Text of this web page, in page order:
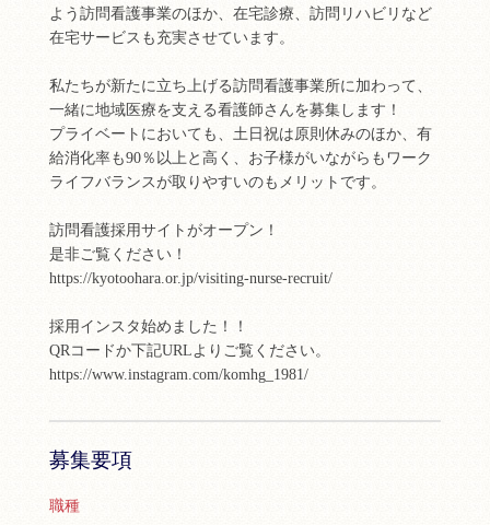
よう訪問看護事業のほか、在宅診療、訪問リハビリなど
在宅サービスも充実させています。
私たちが新たに立ち上げる訪問看護事業所に加わって、
一緒に地域医療を支える看護師さんを募集します！
プライベートにおいても、土日祝は原則休みのほか、有
給消化率も90％以上と高く、お子様がいながらもワーク
ライフバランスが取りやすいのもメリットです。
訪問看護採用サイトがオープン！
是非ご覧ください！
https://kyotoohara.or.jp/visiting-nurse-recruit/
採用インスタ始めました！！
QRコードか下記URLよりご覧ください。
https://www.instagram.com/komhg_1981/
募集要項
職種